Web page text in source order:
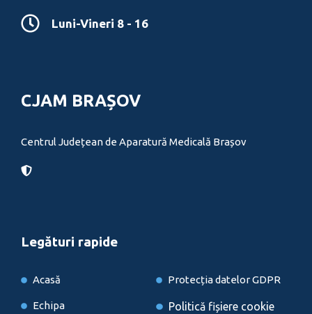
Luni-Vineri 8 - 16
CJAM BRAȘOV
Centrul Județean de Aparatură Medicală Brașov
Legături rapide
Acasă
Echipa
Protecția datelor GDPR
Politică fișiere cookie